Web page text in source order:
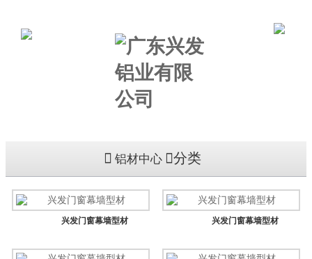
铝材中心 分类
兴发门窗幕墙型材 兴发门窗幕墙型材